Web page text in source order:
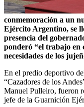
conmemoración a un
Ejército Argentino, se
presencia del
ponderó “el trabajo en
necesidades de los
En el predio deportivo
“Cazadores de los
Manuel Pulleiro, fueron
jefe de la Guarnición